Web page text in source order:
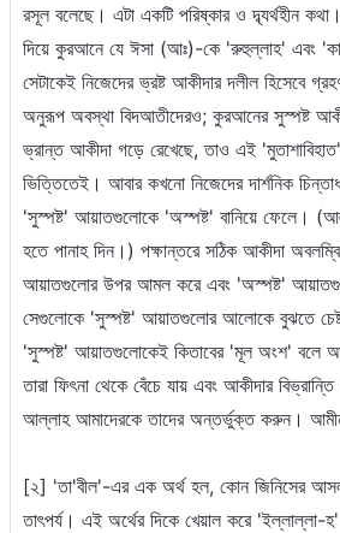
রসূল বলেছে। এটা একটি পরিষ্কার ও দ্ব্যর্থহীন কথা।
দিয়ে কুরআনে যে ঈসা (আঃ)-কে 'রুহুল্লাহ' এবং
সেটাকেই নিজেদের ভ্রষ্ট আকীদার দলীল হিসেবে
অনুরূপ অবস্থা বিদআতীদেরও; কুরআনের সুস্পষ্ট
ভ্রান্ত আকীদা গড়ে রেখেছে, তাও এই
ভিত্তিতেই। আবার কখনো নিজেদের দার্শনিক
'সুস্পষ্ট' আয়াতগুলোকে 'অস্পষ্ট' বানিয়ে ফেলে।
হতে পানাহ দিন।) পক্ষান্তরে সঠিক আকীদা
আয়াতগুলোর উপর আমল করে এবং 'অস্পষ্ট'
সেগুলোকে 'সুস্পষ্ট' আয়াতগুলোর আলোকে বুঝতে
'সুস্পষ্ট' আয়াতগুলোকেই কিতাবের 'মূল অংশ' বলে
তারা ফিৎনা থেকে বেঁচে যায় এবং আকীদার
আল্লাহ আমাদেরকে তাদের অন্তর্ভুক্ত করুন।
[২] 'তা'বীল'-এর এক অর্থ হল, কোন জিনিসের
তাৎপর্য। এই অর্থের দিকে খেয়াল করে 'ইল্লাল্লা-